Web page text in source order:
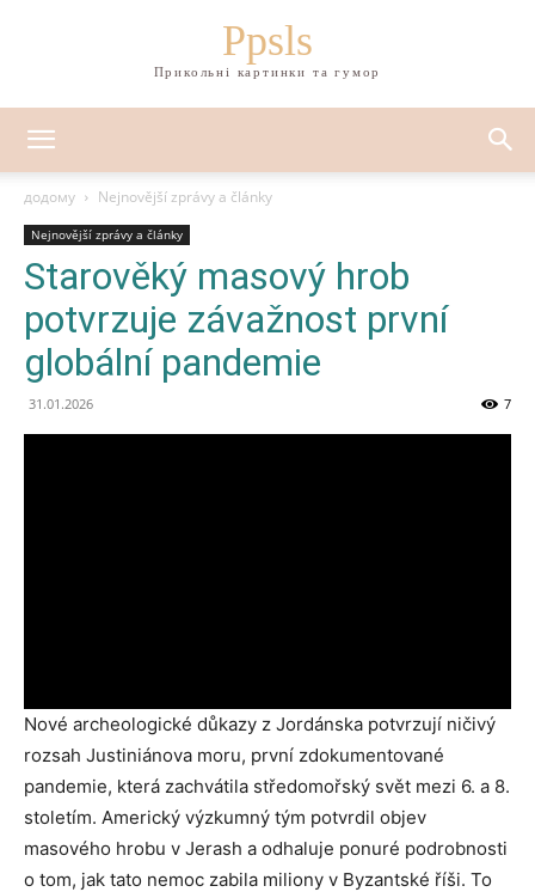
Ppsls
Прикольні картинки та гумор
додому Nejnovější zprávy a články
Nejnovější zprávy a články
Starověký masový hrob
potvrzuje závažnost první
globální pandemie
31.01.2026 7
Nové archeologické důkazy z Jordánska potvrzují ničivý
rozsah Justiniánova moru, první zdokumentované
pandemie, která zachvátila středomořský svět mezi 6. a 8.
stoletím. Americký výzkumný tým potvrdil objev
masového hrobu v Jerash a odhaluje ponuré podrobnosti
o tom, jak tato nemoc zabila miliony v Byzantské říši. To